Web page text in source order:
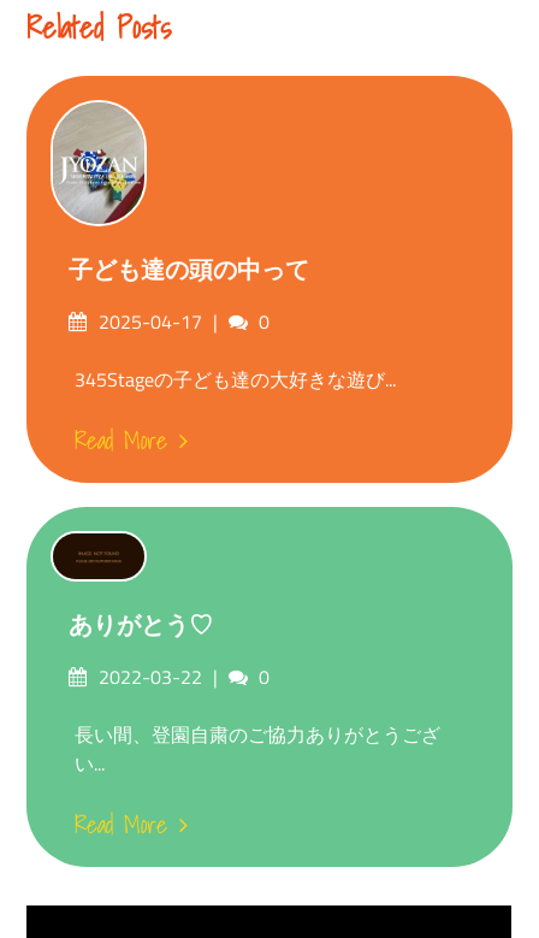
Related Posts
子ども達の頭の中って
Posted2025-04-17 Comments
0
345Stageの子ども達の大好きな遊び...
Read More
ありがとう♡
Posted2022-03-22 Comments
0
長い間、登園自粛のご協力ありがとうござ
い...
Read More